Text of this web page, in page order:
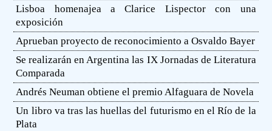
Lisboa homenajea a Clarice Lispector con una
exposición
Aprueban proyecto de reconocimiento a Osvaldo Bayer
Se realizarán en Argentina las IX Jornadas de Literatura
Comparada
Andrés Neuman obtiene el premio Alfaguara de Novela
Un libro va tras las huellas del futurismo en el Río de la
Plata